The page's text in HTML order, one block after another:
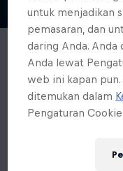
untuk menjadikan
pemasaran, dan
daring Anda.
Anda lewat
web ini kapan
ditemukan dalam
Pengaturan